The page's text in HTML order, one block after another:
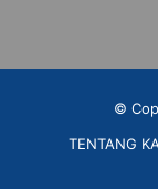
©
TENTANG